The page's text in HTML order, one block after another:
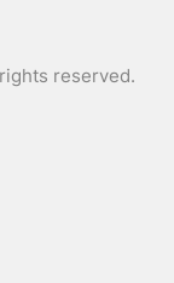
reserved.